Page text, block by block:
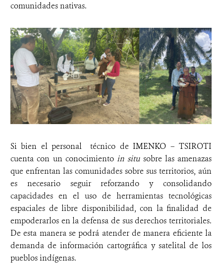
comunidades nativas.
Si bien el personal técnico de IMENKO – TSIROTI
cuenta con un conocimiento in situsobre las amenazas
que enfrentan las comunidades sobre sus territorios, aún
es necesario seguir reforzando y consolidando
capacidades en el uso de herramientas tecnológicas
espaciales de libre disponibilidad, con la finalidad de
empoderarlos en la defensa de sus derechos territoriales.
De esta manera se podrá atender de manera eficiente la
demanda de información cartográfica y satelital de los
pueblos indígenas.